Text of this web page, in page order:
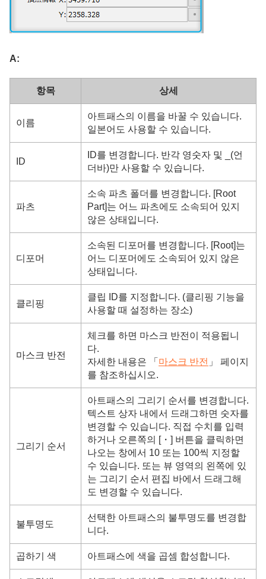
A:
항목 상세
이름
아트패스의 이름을 바꿀 수 있습니다.
일본어도 사용할 수 있습니다.
ID
ID를 변경합니다. 반각 영숫자 및 _(언
더바)만 사용할 수 있습니다.
파츠
소속 파츠 폴더를 변경합니다. [Root
Part]는 어느 파츠에도 소속되어 있지
않은 상태입니다.
디포머
소속된 디포머를 변경합니다. [Root]는
어느 디포머에도 소속되어 있지 않은
상태입니다.
클리핑
클립 ID를 지정합니다. (클리핑 기능을
사용할 때 설정하는 장소)
마스크 반전
체크를 하면 마스크 반전이 적용됩니
다.
자세한 내용은 「 마스크 반전 」 페이지
를 참조하십시오.
그리기 순서
아트패스의 그리기 순서를 변경합니다.
텍스트 상자 내에서 드래그하면 숫자를
변경할 수 있습니다. 직접 수치를 입력
하거나 오른쪽의 [・] 버튼을 클릭하면
나오는 창에서 10 또는 100씩 지정할
수 있습니다. 또는 뷰 영역의 왼쪽에 있
는 그리기 순서 편집 바에서 드래그해
도 변경할 수 있습니다.
불투명도
선택한 아트패스의 불투명도를 변경합
니다.
곱하기 색 아트패스에 색을 곱셈 합성합니다.